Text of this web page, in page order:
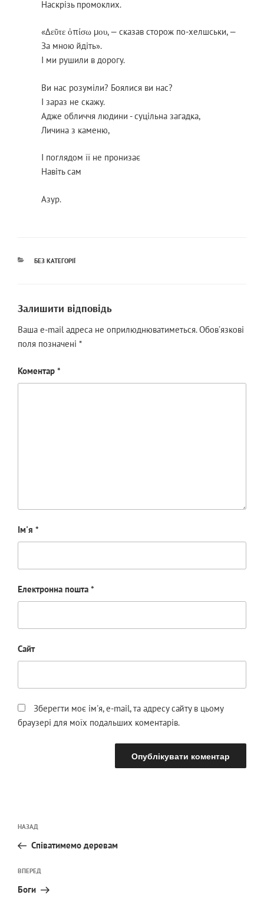
Наскрізь промоклих.
«Δεῦτε ὀπίσω μου, — сказав сторож по-хелшськи, —
За мною йдіть».
І ми рушили в дорогу.
Ви нас розуміли? Боялися ви нас?
І зараз не скажу.
Адже обличчя людини - суцільна загадка,
Личина з каменю,
І поглядом її не пронизає
Навіть сам
Азур.
КАТЕГОРІЇ
БЕЗ КАТЕГОРІЇ
Залишити відповідь
Ваша e-mail адреса не оприлюднюватиметься. Обов’язкові
поля позначені *
Коментар *
Ім'я *
Електронна пошта *
Сайт
Зберегти моє ім'я, e-mail, та адресу сайту в цьому
браузері для моїх подальших коментарів.
записів
Попередній
запис:
НАЗАД
Співатимемо деревам
Наступний
запис
ВПЕРЕД
Боги